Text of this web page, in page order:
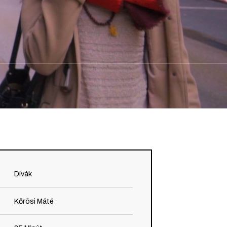
Dívák
Kőrösi Máté